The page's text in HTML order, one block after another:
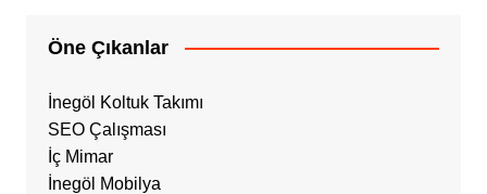
Öne Çıkanlar
İnegöl Koltuk Takımı
SEO Çalışması
İç Mimar
İnegöl Mobilya